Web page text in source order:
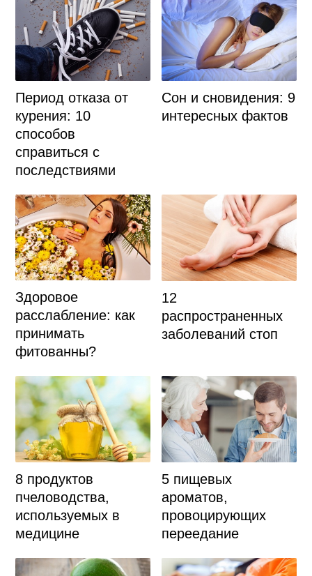
Период отказа от
курения: 10
способов
справиться с
последствиями
Сон и сновидения: 9
интересных фактов
Здоровое
расслабление: как
принимать
фитованны?
12
распространенных
заболеваний стоп
8 продуктов
пчеловодства,
используемых в
медицине
5 пищевых
ароматов,
провоцирующих
переедание